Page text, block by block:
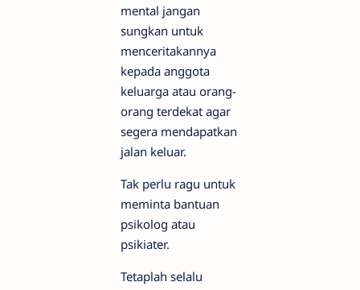
mental jangan
sungkan untuk
menceritakannya
kepada anggota
keluarga atau orang-
orang terdekat agar
segera mendapatkan
jalan keluar.
Tak perlu ragu untuk
meminta bantuan
psikolog atau
psikiater.
Tetaplah selalu